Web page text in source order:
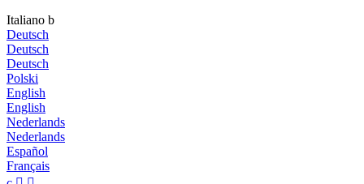
Italiano b
Deutsch
Deutsch
Deutsch
Polski
English
English
Nederlands
Nederlands
Español
Français